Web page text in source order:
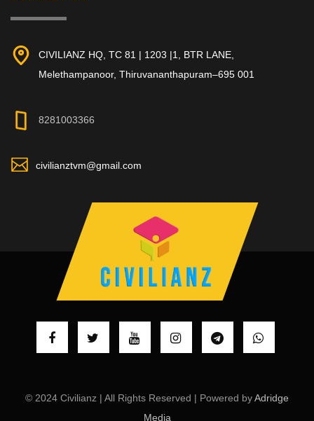
CIVILIANZ HQ, TC 81 | 1203 |1, BTR LANE,
Melethampanoor, Thiruvananthapuram–695 001
8281003366
civilianztvm@gmail.com
© 2024 Civilianz | All Rights Reserved | Powered byAdridge
Media